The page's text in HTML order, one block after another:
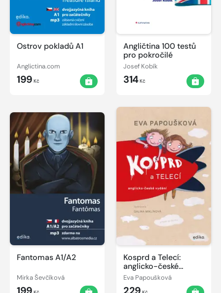
Ostrov pokladů A1
Anglictina.com
199 Kč
Angličtina 100 testů
pro pokročilé
Josef Kobík
314Kč
Fantomas A1/A2
Mirka Ševčíková
199
Kosprd a Telecí:
anglicko-české
vydání
Eva Papoušková
229